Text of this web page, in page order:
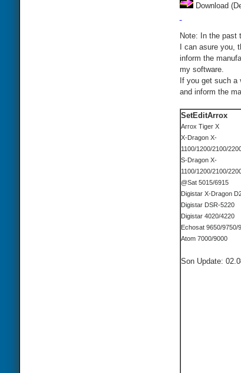
Download
Note: In the past
I can asure you,
inform the
my software.
If you get such
and inform the
SetEditArrox
Arrox Tiger X
X-Dragon X-
1100/1200/2100/
S-Dragon X-
1100/1200/2100/
@Sat 5015/6915
Digistar X-Dragon
Digistar DSR-5220
Digistar 4020/4220
Echosat 9650/9750/
Atom 7000/9000
Son Update: